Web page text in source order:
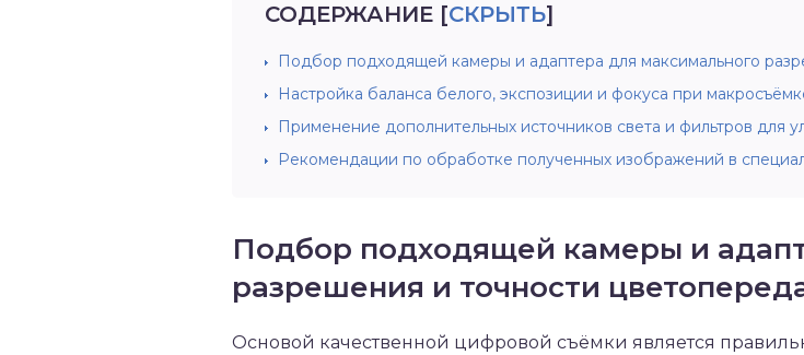
СОДЕРЖАНИЕ [СКРЫТЬ]
Подбор подходящей камеры и адаптера для максимального
Настройка баланса белого, экспозиции и фокуса при
Применение дополнительных источников света и фильтров для
Рекомендации по обработке полученных изображений в
Подбор подходящей камеры и
разрешения и точности
Основой качественной цифровой съёмки является